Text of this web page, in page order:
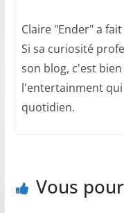
Claire "Ender" a
Si sa curiosité
son blog, c'est
l'entertainment qui
quotidien.
Vous